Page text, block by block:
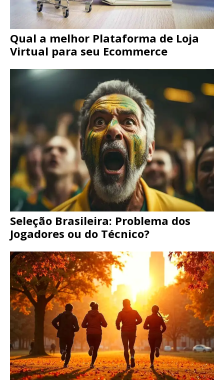
Qual a melhor Plataforma de Loja
Virtual para seu Ecommerce
Seleção Brasileira: Problema dos
Jogadores ou do Técnico?